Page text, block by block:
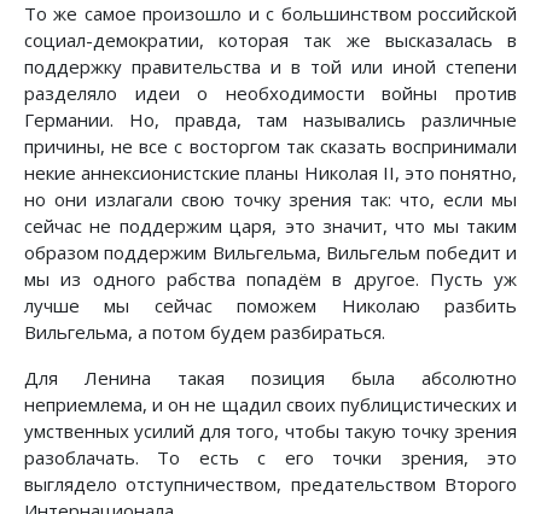
То же самое произошло и с большинством российской
социал-демократии, которая так же высказалась в
поддержку правительства и в той или иной степени
разделяло идеи о необходимости войны против
Германии. Но, правда, там назывались различные
причины, не все с восторгом так сказать воспринимали
некие аннексионистские планы Николая II, это понятно,
но они излагали свою точку зрения так: что, если мы
сейчас не поддержим царя, это значит, что мы таким
образом поддержим Вильгельма, Вильгельм победит и
мы из одного рабства попадём в другое. Пусть уж
лучше мы сейчас поможем Николаю разбить
Вильгельма, а потом будем разбираться.
Для Ленина такая позиция была абсолютно
неприемлема, и он не щадил своих публицистических и
умственных усилий для того, чтобы такую точку зрения
разоблачать. То есть с его точки зрения, это
выглядело отступничеством, предательством Второго